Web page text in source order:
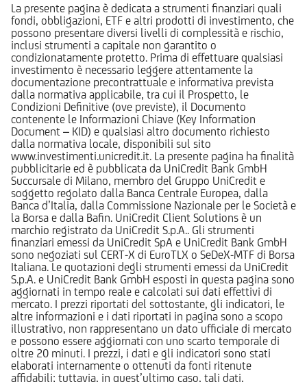
La presente pagina è dedicata a strumenti finanziari quali
fondi, obbligazioni, ETF e altri prodotti di investimento, che
possono presentare diversi livelli di complessità e rischio,
inclusi strumenti a capitale non garantito o
condizionatamente protetto. Prima di effettuare qualsiasi
investimento è necessario leggere attentamente la
documentazione precontrattuale e informativa prevista
dalla normativa applicabile, tra cui il Prospetto, le
Condizioni Definitive (ove previste), il Documento
contenente le Informazioni Chiave (Key Information
Document – KID) e qualsiasi altro documento richiesto
dalla normativa locale, disponibili sul sito
www.investimenti.unicredit.it. La presente pagina ha finalità
pubblicitarie ed è pubblicata da UniCredit Bank GmbH
Succursale di Milano, membro del Gruppo UniCredit e
soggetto regolato dalla Banca Centrale Europea, dalla
Banca d’Italia, dalla Commissione Nazionale per le Società e
la Borsa e dalla Bafin. UniCredit Client Solutions è un
marchio registrato da UniCredit S.p.A.. Gli strumenti
finanziari emessi da UniCredit SpA e UniCredit Bank GmbH
sono negoziati sul CERT-X di EuroTLX o SeDeX-MTF di Borsa
Italiana. Le quotazioni degli strumenti emessi da UniCredit
S.p.A. e UniCredit Bank GmbH esposti in questa pagina sono
aggiornati in tempo reale e calcolati sui dati effettivi di
mercato. I prezzi riportati del sottostante, gli indicatori, le
altre informazioni e i dati riportati in pagina sono a scopo
illustrativo, non rappresentano un dato ufficiale di mercato
e possono essere aggiornati con uno scarto temporale di
oltre 20 minuti. I prezzi, i dati e gli indicatori sono stati
elaborati internamente o ottenuti da fonti ritenute
affidabili; tuttavia, in quest’ultimo caso, tali dati,